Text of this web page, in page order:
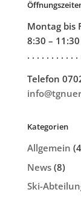
Montag bis
8:30 –
. . . . . . . . . .
Telefon
Kategorien
Allgemein
News(8)
Ski-